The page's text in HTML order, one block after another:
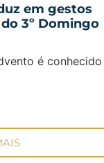
em gestos
3º Domingo
é conhecido